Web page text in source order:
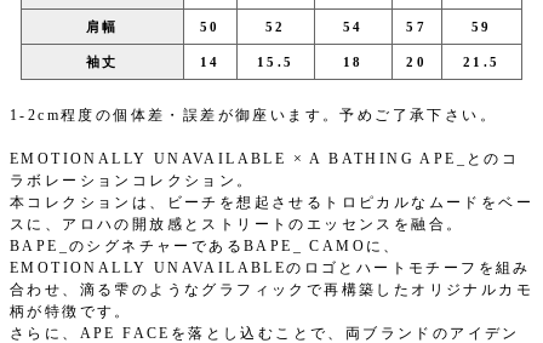
肩幅 50 52 54 57 59
袖丈 14 15.5 18 20 21.5
1-2cm程度の個体差・誤差が御座います。予めご了承下さい。
EMOTIONALLY UNAVAILABLE × A BATHING APE_とのコ
ラボレーションコレクション。
本コレクションは、ビーチを想起させるトロピカルなムードをベー
スに、アロハの開放感とストリートのエッセンスを融合。
BAPE_のシグネチャーであるBAPE_ CAMOに、
EMOTIONALLY UNAVAILABLEのロゴとハートモチーフを組み
合わせ、滴る雫のようなグラフィックで再構築したオリジナルカモ
柄が特徴です。
さらに、APE FACEを落とし込むことで、両ブランドのアイデン